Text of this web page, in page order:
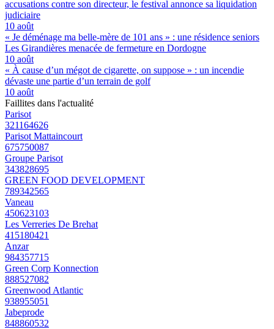
accusations contre son directeur, le festival annonce sa liquidation
judiciaire
10 août
« Je déménage ma belle-mère de 101 ans » : une résidence seniors
Les Girandières menacée de fermeture en Dordogne
10 août
« À cause d’un mégot de cigarette, on suppose » : un incendie
dévaste une partie d’un terrain de golf
10 août
Faillites dans l'actualité
Parisot
321164626
Parisot Mattaincourt
675750087
Groupe Parisot
343828695
GREEN FOOD DEVELOPMENT
789342565
Vaneau
450623103
Les Verreries De Brehat
415180421
Anzar
984357715
Green Corp Konnection
888527082
Greenwood Atlantic
938955051
Jabeprode
848860532